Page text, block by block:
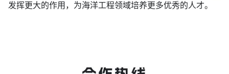
发挥更大的作用，为海洋工程领域培养更多优秀的人才。